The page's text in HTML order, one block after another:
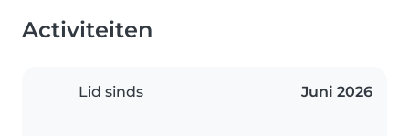
Activiteiten
Lid sinds Juni 2026